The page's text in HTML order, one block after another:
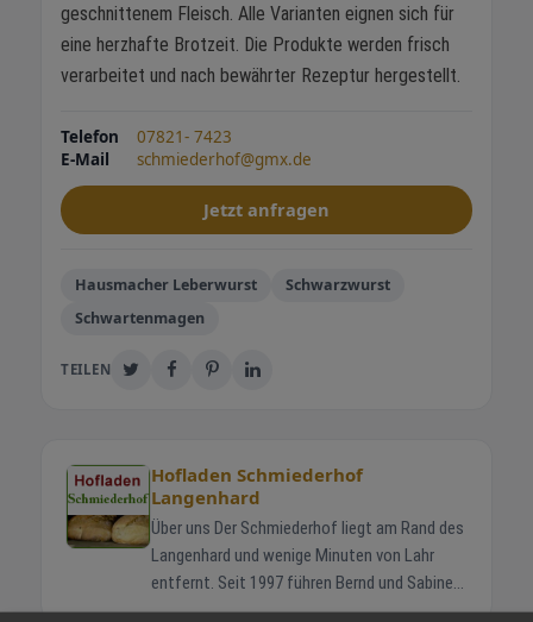
geschnittenem Fleisch. Alle Varianten eignen sich für
eine herzhafte Brotzeit. Die Produkte werden frisch
verarbeitet und nach bewährter Rezeptur hergestellt.
Telefon
07821- 7423
E-Mail
schmiederhof@gmx.de
Jetzt anfragen
Hausmacher Leberwurst
Schwarzwurst
Schwartenmagen
TEILEN
Hofladen Schmiederhof
Langenhard
Über uns Der Schmiederhof liegt am Rand des
Langenhard und wenige Minuten von Lahr
entfernt. Seit 1997 führen Bernd und Sabine
Schmieder gemeinsam mit ihren Kindern